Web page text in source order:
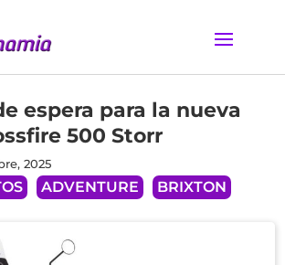
espera para la nueva
500 Storr
2025
ADVENTURE BRIXTON